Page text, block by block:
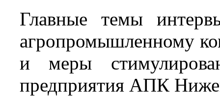
Главные темы
агропромышленному
и меры
предприятия АПК